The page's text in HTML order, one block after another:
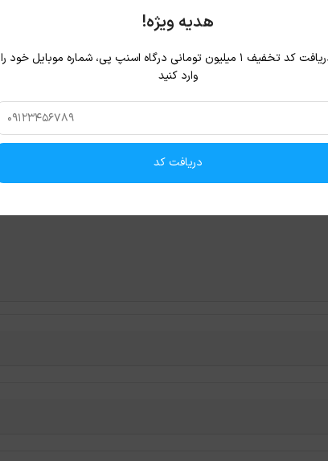
هدیه ویژه!
برای دریافت کد تخفیف ۱ میلیون تومانی درگاه اسنپ پی، شماره موبایل خود را
وارد کنید
دریافت کد